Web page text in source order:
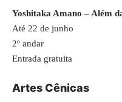
Yoshitaka Amano – Além
Até 22 de junho
2º andar
Entrada gratuita
Artes Cênicas